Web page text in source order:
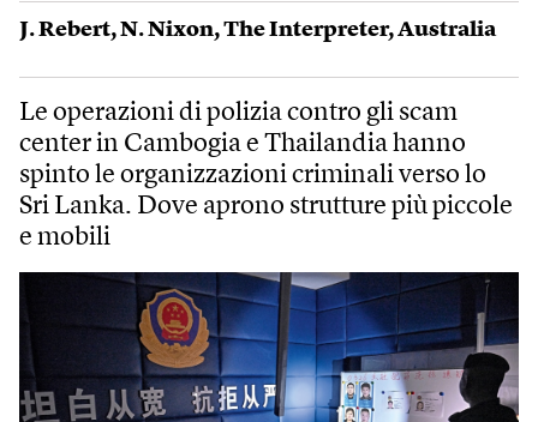
J. Rebert,N. Nixon,The Interpreter,Australia
Le operazioni di polizia contro gli scam
center in Cambogia e Thailandia hanno
spinto le organizzazioni criminali verso lo
Sri Lanka. Dove aprono strutture più piccole
e mobili